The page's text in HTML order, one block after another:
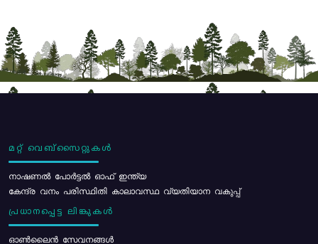
മറ്റ് വെബ്സൈറ്റുകൾ
നാഷണൽ പോർട്ടൽ ഓഫ് ഇന്ത്യ
കേന്ദ്ര വനം പരിസ്ഥിതി കാലാവസ്ഥ വ്യതിയാന വകുപ്പ്
പ്രധാനപ്പെട്ട ലിങ്കുകൾ
ഓൺലൈൻ സേവനങ്ങൾ